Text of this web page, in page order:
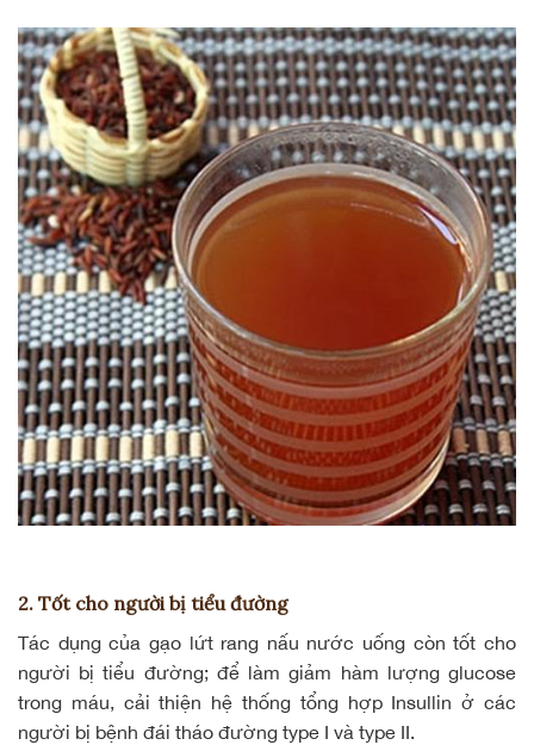
2. Tốt cho người bị tiểu đường
Tác dụng của gạo lứt rang nấu nước uống còn tốt cho
người bị tiểu đường; để làm giảm hàm lượng glucose
trong máu, cải thiện hệ thống tổng hợp Insullin ở các
người bị bệnh đái tháo đường type I và type II.